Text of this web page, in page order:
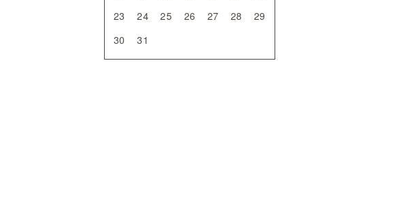
23
24 25 26 27 28
29
30
31